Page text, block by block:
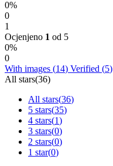
0%
0
1
Ocjenjeno 1 od 5
0%
0
With images (14) Verified (5)
All stars(36)
All stars(36)
5 stars(35)
4 stars(1)
3 stars(0)
2 stars(0)
1 star(0)